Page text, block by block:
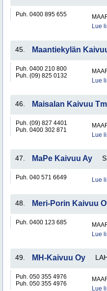
Puh. 0400 895 655
Lue
45. Maantiekylän
Puh. 0400 210 800
Puh. (09) 825 0132
Lue
46. Maisalan Kaivuu
Puh. (09) 827 4401
Puh. 0400 302 871
Lue
47. MaPe Kaivuu Ay
Puh. 040 571 6649 Lue
48. Meri-Porin Kaivuu
Puh. 0400 123 685
Lue
49. MH-Kaivuu Oy
Puh. 050 355 4976
Puh. 050 355 4976
Lue